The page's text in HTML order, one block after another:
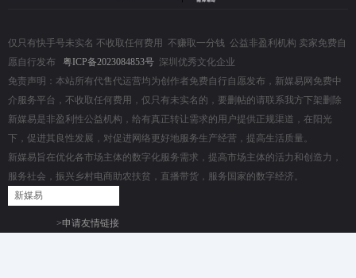
仅只有快手号未实名 不收取任何费用 不赚取一分钱 公益非盈利机构 卖家免费自
愿自行发布 粤ICP备2023084853号 深圳优秀文化企业
免责声明：本站所有代售代运营均为创作者免费自行自愿发布，新媒易网免费中
介服务平台，不收取任何费用，仅只有未实名的，要删帖的请联系我方下架删除
新媒易是非盈利性公益机构，给有真正转让需求的用户提供正规渠道，在阳光
下，促进其良性发展，对促进网络更好地服务生产经营，提高生活质量。
新媒易旨在优化各市场主体的数字化服务需求，提高市场主体的活力和创造力，
服务社会，振兴乡村电商助农扶贫，直播带货，服务国家的数字经济。
新媒易
>申请友情链接